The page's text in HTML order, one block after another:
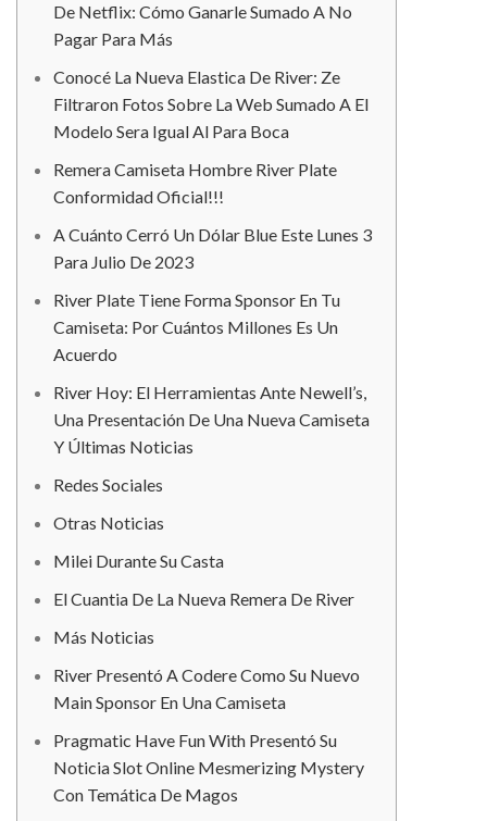
De Netflix: Cómo Ganarle Sumado A No
Pagar Para Más
Conocé La Nueva Elastica De River: Ze
Filtraron Fotos Sobre La Web Sumado A El
Modelo Sera Igual Al Para Boca
Remera Camiseta Hombre River Plate
Conformidad Oficial!!!
A Cuánto Cerró Un Dólar Blue Este Lunes 3
Para Julio De 2023
River Plate Tiene Forma Sponsor En Tu
Camiseta: Por Cuántos Millones Es Un
Acuerdo
River Hoy: El Herramientas Ante Newell’s,
Una Presentación De Una Nueva Camiseta
Y Últimas Noticias
Redes Sociales
Otras Noticias
Milei Durante Su Casta
El Cuantia De La Nueva Remera De River
Más Noticias
River Presentó A Codere Como Su Nuevo
Main Sponsor En Una Camiseta
Pragmatic Have Fun With Presentó Su
Noticia Slot Online Mesmerizing Mystery
Con Temática De Magos